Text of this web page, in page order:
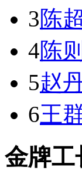
3陈超
4陈
5赵
6王
金牌工